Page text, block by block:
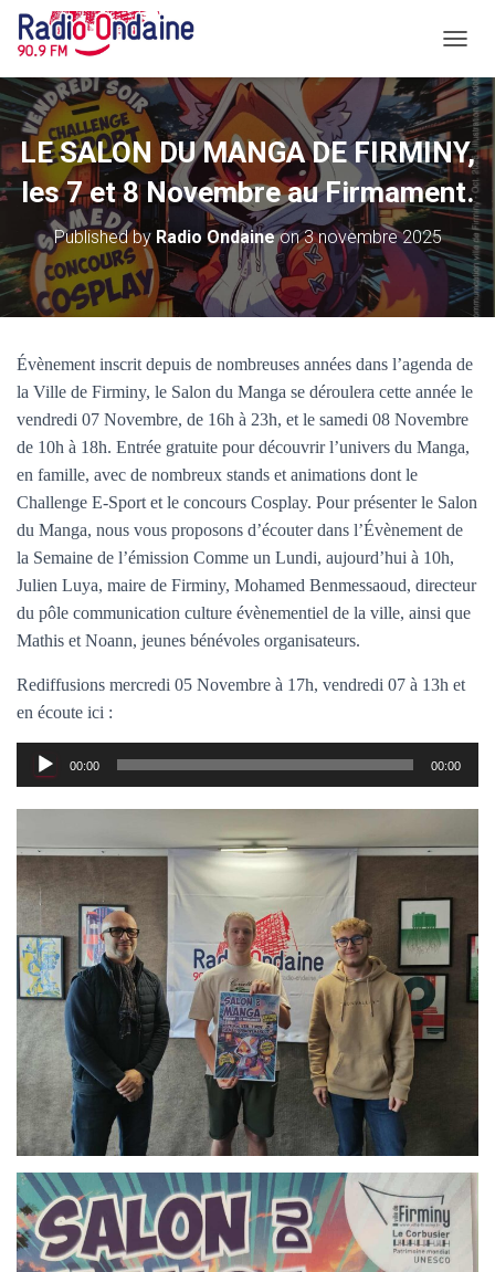
U
V
R
I
R
F
R
M
E
R
N
A
G
T
O
LE SALON DU MANGA DE FIRMINY,
les 7 et 8 Novembre au Firmament.
Published by Radio Ondaineon3 novembre 2025
Évènement inscrit depuis de nombreuses années dans l’agenda de
la Ville de Firminy, le Salon du Manga se déroulera cette année le
vendredi 07 Novembre, de 16h à 23h, et le samedi 08 Novembre
de 10h à 18h. Entrée gratuite pour découvrir l’univers du Manga,
en famille, avec de nombreux stands et animations dont le
Challenge E-Sport et le concours Cosplay. Pour présenter le Salon
du Manga, nous vous proposons d’écouter dans l’Évènement de
la Semaine de l’émission Comme un Lundi, aujourd’hui à 10h,
Julien Luya, maire de Firminy, Mohamed Benmessaoud, directeur
du pôle communication culture évènementiel de la ville, ainsi que
Mathis et Noann, jeunes bénévoles organisateurs.
Rediffusions mercredi 05 Novembre à 17h, vendredi 07 à 13h et
en écoute ici :
Lecteur
audio
00:00 00:00